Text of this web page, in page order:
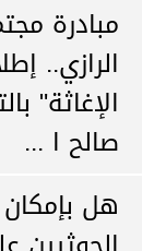
مبادرة
الرازي..
الإغاثة"
صالح ا ...
هل